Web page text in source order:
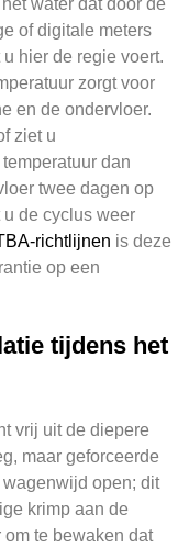
water dat door de
of digitale meters
hier de regie voert.
zorgt voor
en de ondervloer.
ziet u
dan
twee dagen op
de cyclus weer
richtlijnen is deze
op een
tijdens het
vrij uit de diepere
maar geforceerde
open; dit
krimp aan de
te bewaken dat